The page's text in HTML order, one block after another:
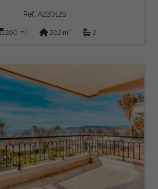
Ref: A220125
200 m2 202 m2 2